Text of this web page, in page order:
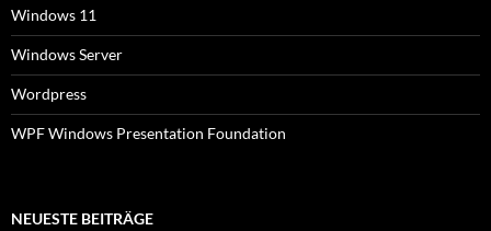
Windows 11
Windows Server
Wordpress
WPF Windows Presentation Foundation
NEUESTE BEITRÄGE